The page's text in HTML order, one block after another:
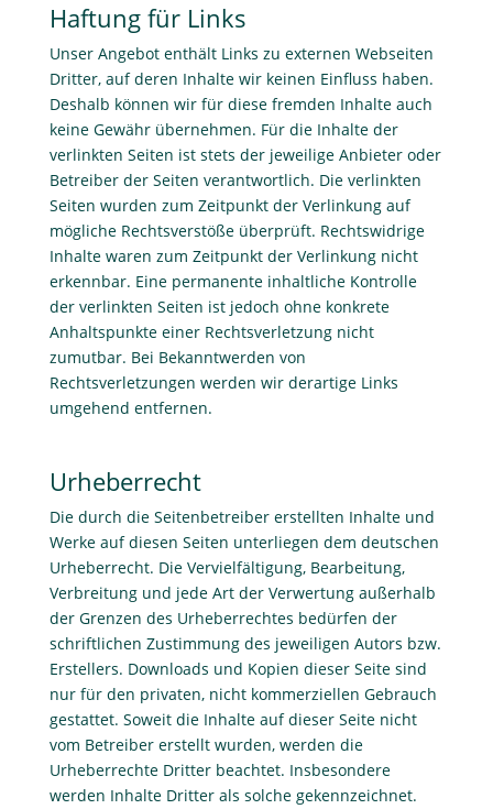
Haftung für Links
Unser Angebot enthält Links zu externen Webseiten
Dritter, auf deren Inhalte wir keinen Einfluss haben.
Deshalb können wir für diese fremden Inhalte auch
keine Gewähr übernehmen. Für die Inhalte der
verlinkten Seiten ist stets der jeweilige Anbieter oder
Betreiber der Seiten verantwortlich. Die verlinkten
Seiten wurden zum Zeitpunkt der Verlinkung auf
mögliche Rechtsverstöße überprüft. Rechtswidrige
Inhalte waren zum Zeitpunkt der Verlinkung nicht
erkennbar. Eine permanente inhaltliche Kontrolle
der verlinkten Seiten ist jedoch ohne konkrete
Anhaltspunkte einer Rechtsverletzung nicht
zumutbar. Bei Bekanntwerden von
Rechtsverletzungen werden wir derartige Links
umgehend entfernen.
Urheberrecht
Die durch die Seitenbetreiber erstellten Inhalte und
Werke auf diesen Seiten unterliegen dem deutschen
Urheberrecht. Die Vervielfältigung, Bearbeitung,
Verbreitung und jede Art der Verwertung außerhalb
der Grenzen des Urheberrechtes bedürfen der
schriftlichen Zustimmung des jeweiligen Autors bzw.
Erstellers. Downloads und Kopien dieser Seite sind
nur für den privaten, nicht kommerziellen Gebrauch
gestattet. Soweit die Inhalte auf dieser Seite nicht
vom Betreiber erstellt wurden, werden die
Urheberrechte Dritter beachtet. Insbesondere
werden Inhalte Dritter als solche gekennzeichnet.